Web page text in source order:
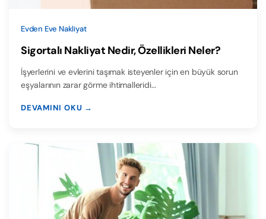
Evden Eve Nakliyat
Sigortalı Nakliyat Nedir, Özellikleri Neler?
İşyerlerini ve evlerini taşımak isteyenler için en büyük sorun
eşyalarının zarar görme ihtimalleridi…
DEVAMINI OKU →